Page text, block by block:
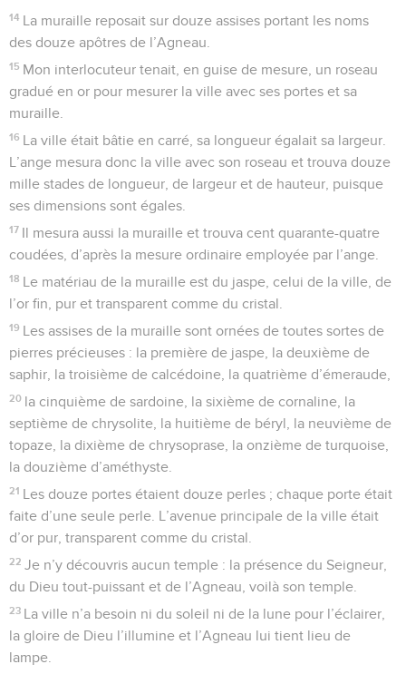
14 La muraille reposait sur douze assises portant les noms
des douze apôtres de l’Agneau.
15 Mon interlocuteur tenait, en guise de mesure, un roseau
gradué en or pour mesurer la ville avec ses portes et sa
muraille.
16 La ville était bâtie en carré, sa longueur égalait sa largeur.
L’ange mesura donc la ville avec son roseau et trouva douze
mille stades de longueur, de largeur et de hauteur, puisque
ses dimensions sont égales.
17 Il mesura aussi la muraille et trouva cent quarante-quatre
coudées, d’après la mesure ordinaire employée par l’ange.
18 Le matériau de la muraille est du jaspe, celui de la ville, de
l’or fin, pur et transparent comme du cristal.
19 Les assises de la muraille sont ornées de toutes sortes de
pierres précieuses : la première de jaspe, la deuxième de
saphir, la troisième de calcédoine, la quatrième d’émeraude,
20 la cinquième de sardoine, la sixième de cornaline, la
septième de chrysolite, la huitième de béryl, la neuvième de
topaze, la dixième de chrysoprase, la onzième de turquoise,
la douzième d’améthyste.
21 Les douze portes étaient douze perles ; chaque porte était
faite d’une seule perle. L’avenue principale de la ville était
d’or pur, transparent comme du cristal.
22 Je n’y découvris aucun temple : la présence du Seigneur,
du Dieu tout-puissant et de l’Agneau, voilà son temple.
23 La ville n’a besoin ni du soleil ni de la lune pour l’éclairer,
la gloire de Dieu l’illumine et l’Agneau lui tient lieu de
lampe.